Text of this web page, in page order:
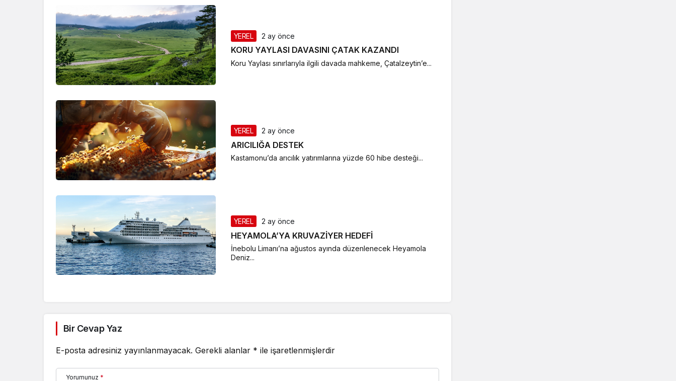
YEREL 2 ay önce
KORU YAYLASI DAVASINI ÇATAK KAZANDI
Koru Yaylası sınırlarıyla ilgili davada mahkeme, Çatalzeytin’e...
YEREL 2 ay önce
ARICILIĞA DESTEK
Kastamonu’da arıcılık yatırımlarına yüzde 60 hibe desteği...
YEREL 2 ay önce
HEYAMOLA’YA KRUVAZİYER HEDEFİ
İnebolu Limanı’na ağustos ayında düzenlenecek Heyamola
Deniz...
Bir Cevap Yaz
E-posta adresiniz yayınlanmayacak. Gerekli alanlar * ile işaretlenmişlerdir
Yorumunuz *